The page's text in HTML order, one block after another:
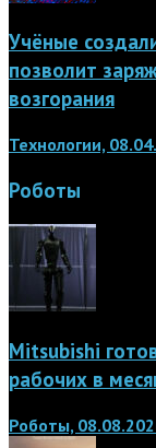
Учёные
позволит
возгорания
Технологии,
Роботы
Mitsubishi
рабочих в
Роботы,